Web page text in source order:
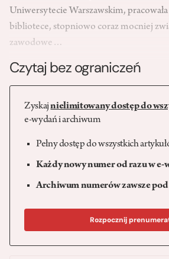
Uniwersytecie Warszawskim,
bibliotece, stopniowo coraz mocniej
zawodowe…
Czytaj bez ograniczeń
Zyskajnielimitowany dostęp do
e-wydań i archiwum
Pełny dostęp do wszystkich
Każdy nowy numer od razu w e-
Archiwum numerów zawsze
Rozpocznij